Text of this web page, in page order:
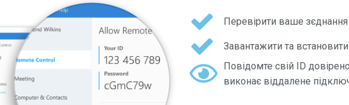
Перевірити ваше зєднання
Завантажити та
Повідомте свій ID
виконає віддалене